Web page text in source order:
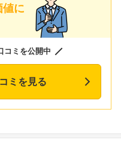
値に
コミを公開中
ミを見る